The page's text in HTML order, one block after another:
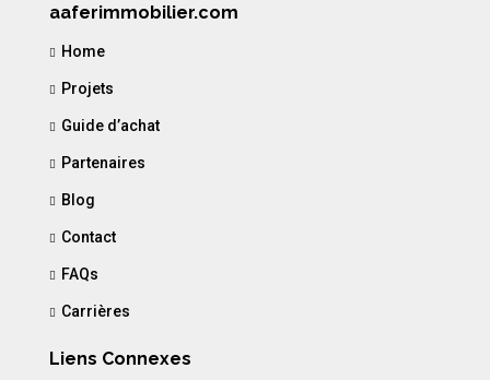
aaferimmobilier.com
Home
Projets
Guide d’achat
Partenaires
Blog
Contact
FAQs
Carrières
Liens Connexes